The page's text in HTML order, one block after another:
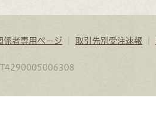
係者専用ページ 取引先別受注速報